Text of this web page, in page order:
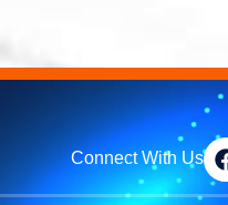
Connect With Us